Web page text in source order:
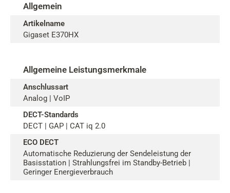
Allgemein
Artikelname
Gigaset E370HX
Allgemeine Leistungsmerkmale
Anschlussart
Analog | VoIP
DECT-Standards
DECT | GAP | CAT iq 2.0
ECO DECT
Automatische Reduzierung der Sendeleistung der
Basisstation | Strahlungsfrei im Standby-Betrieb |
Geringer Energieverbrauch